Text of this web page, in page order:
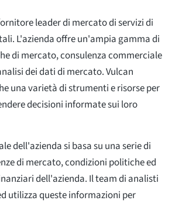
leader di mercato di servizi di
L'azienda offre un'ampia gamma di
di mercato, consulenza commerciale
dei dati di mercato. Vulcan
una varietà di strumenti e risorse per
decisioni informate sui loro
dell'azienda si basa su una serie di
di mercato, condizioni politiche ed
dell'azienda. Il team di analisti
utilizza queste informazioni per